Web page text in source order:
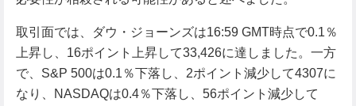
取引面では、ダウ・ジョーンズは16:59 GMT時点で0.1％
上昇し、16ポイント上昇して33,426に達しました。一方
で、S&P 500は0.1％下落し、2ポイント減少して4307に
なり、NASDAQは0.4％下落し、56ポイント減少して